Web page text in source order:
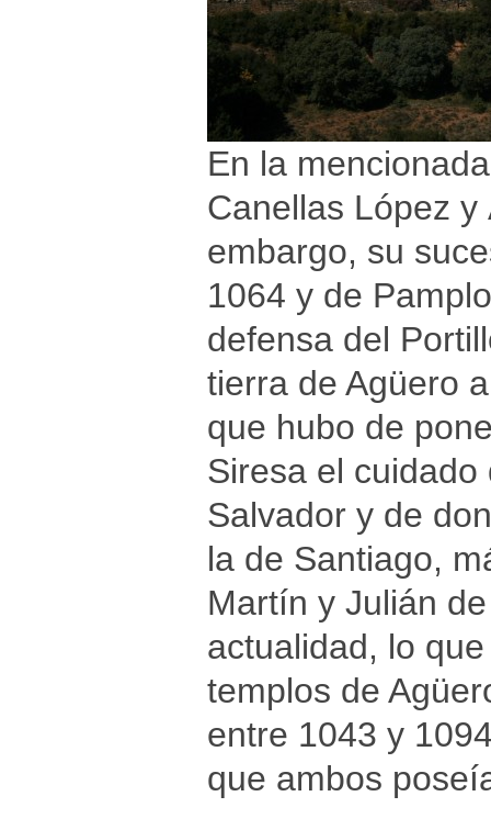
En la
Canellas López
embargo, su
1064 y de
defensa del
tierra de Agüero
que hubo de
Siresa el
Salvador y de
la de Santiago,
Martín y Julián
actualidad, lo
templos de
entre 1043 y
que ambos